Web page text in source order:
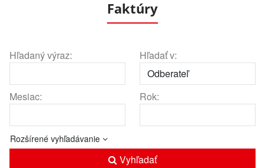
Faktúry
Hľadaný výraz: Hľadať v:
Mesiac: Rok:
Rozšírené vyhľadávanie
Vyhľadať